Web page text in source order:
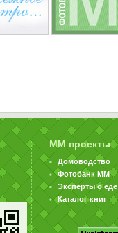
ММ проекты
Домоводство
Фотобанк ММ
Эксперты о еде
Каталог книг